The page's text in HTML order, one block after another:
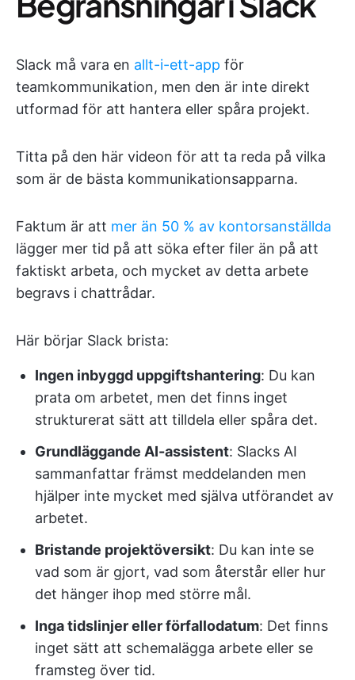
Slack må vara en allt-i-ett-app för
teamkommunikation, men den är inte direkt
utformad för att hantera eller spåra projekt.
Titta på den här videon för att ta reda på vilka
som är de bästa kommunikationsapparna.
Faktum är att mer än 50 % av kontorsanställda
lägger mer tid på att söka efter filer än på att
faktiskt arbeta, och mycket av detta arbete
begravs i chattrådar.
Här börjar Slack brista:
Ingen inbyggd uppgiftshantering: Du kan
prata om arbetet, men det finns inget
strukturerat sätt att tilldela eller spåra det.
Grundläggande AI-assistent: Slacks AI
sammanfattar främst meddelanden men
hjälper inte mycket med själva utförandet av
arbetet.
Bristande projektöversikt: Du kan inte se
vad som är gjort, vad som återstår eller hur
det hänger ihop med större mål.
Inga tidslinjer eller förfallodatum: Det finns
inget sätt att schemalägga arbete eller se
framsteg över tid.